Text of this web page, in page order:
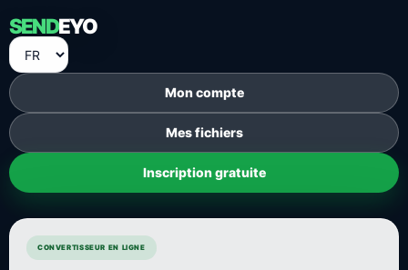
SENDEYO
Mon compte
Mes fichiers
Inscription gratuite
CONVERTISSEUR EN LIGNE